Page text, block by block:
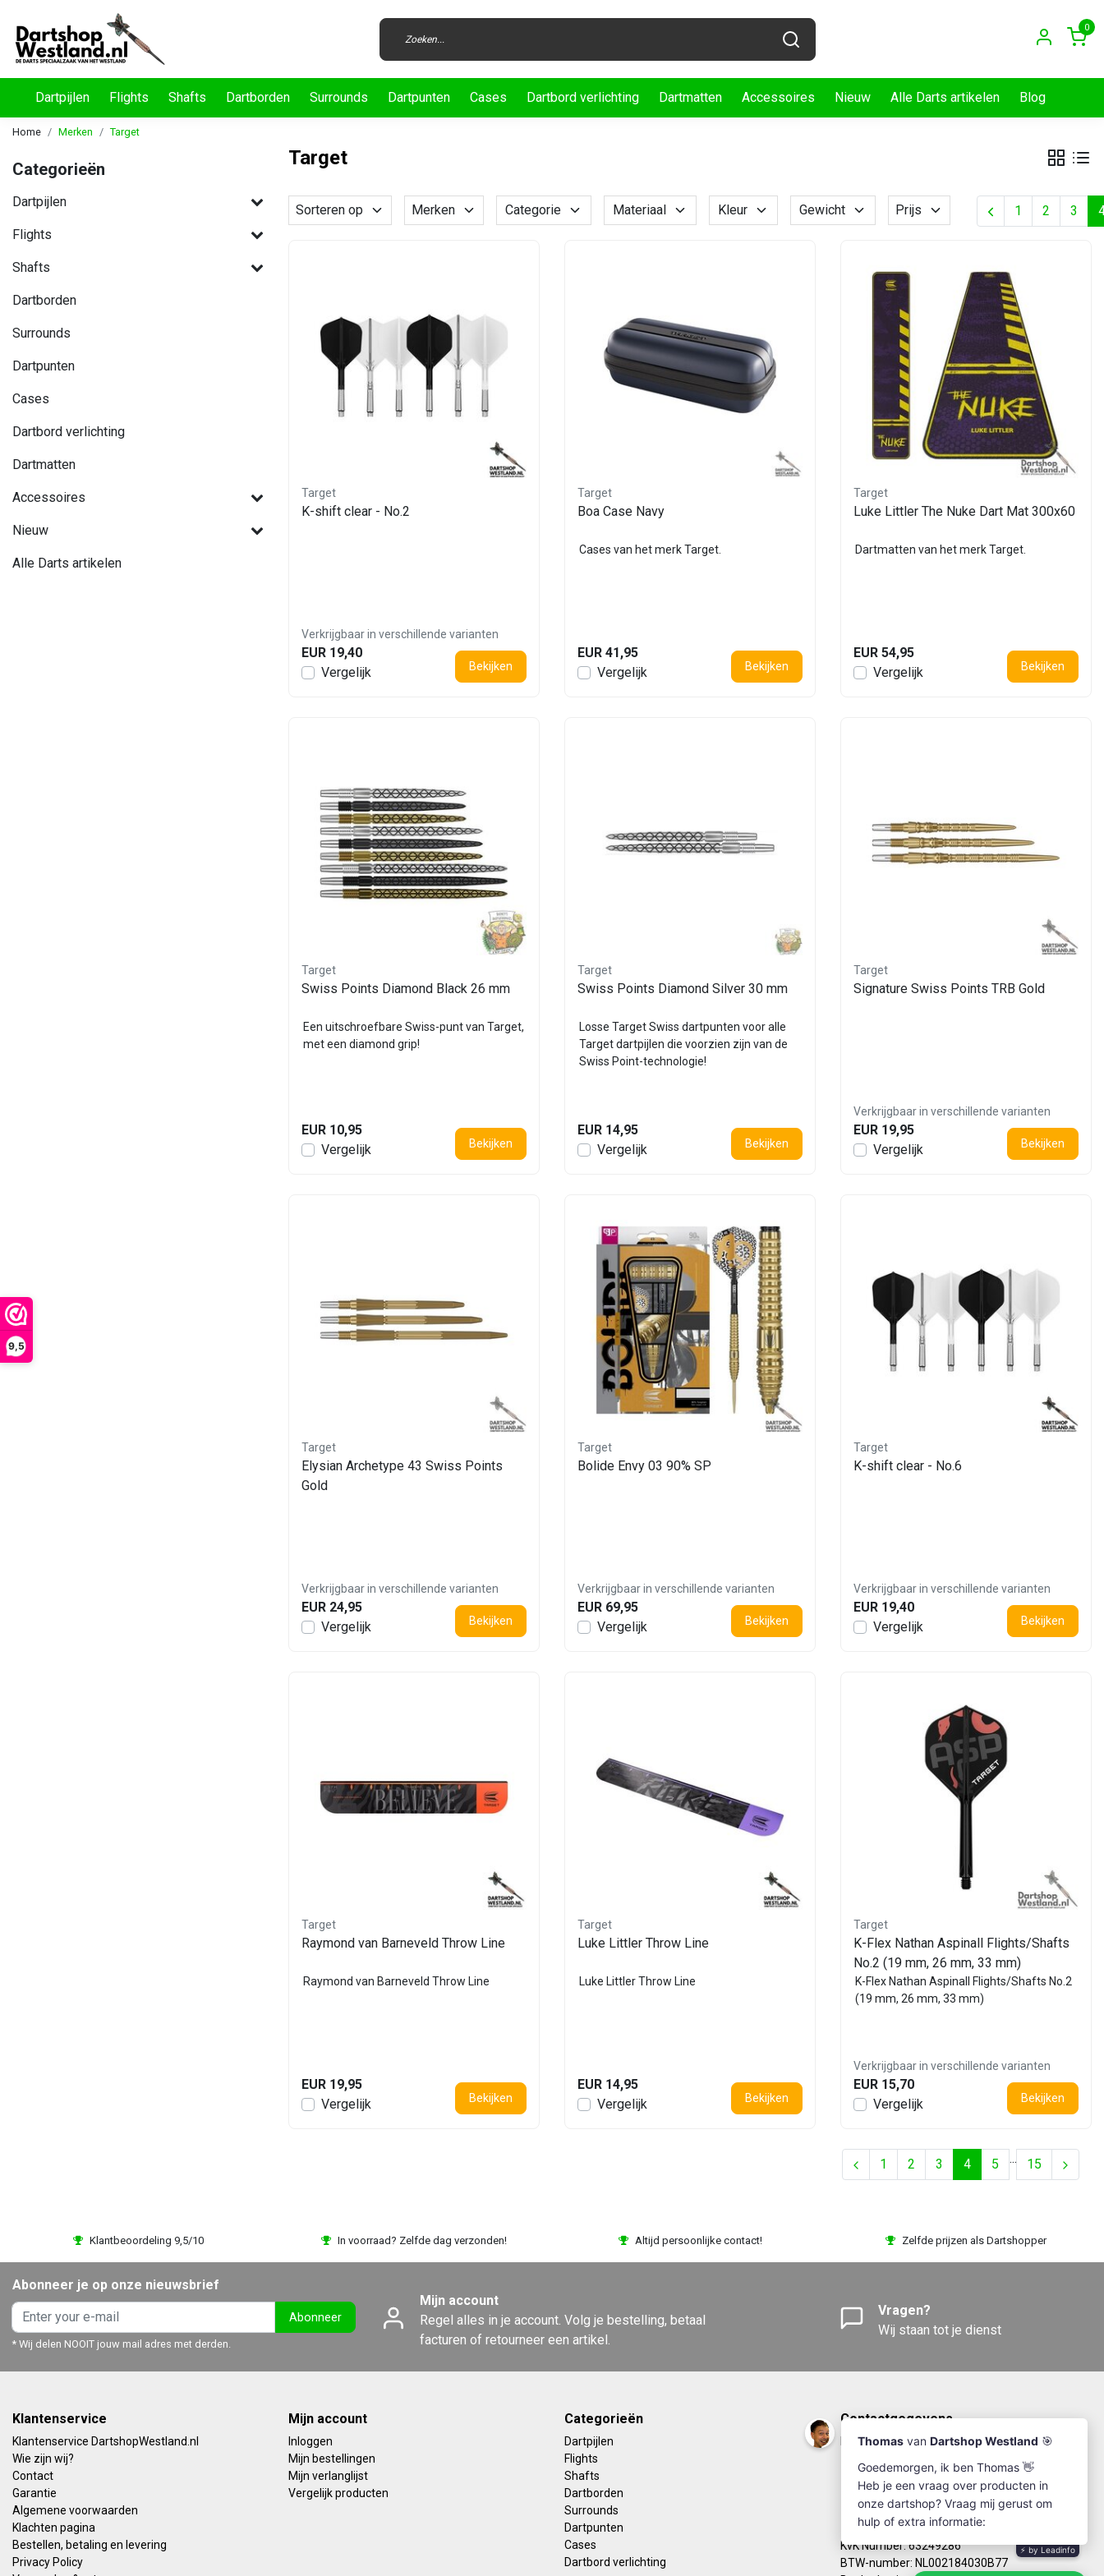
9,5
0
Dartpijlen Flights Shafts Dartborden Surrounds Dartpunten Cases Dartbord verlichting Dartmatten Accessoires Nieuw Alle Darts artikelen Blog
Home Merken Target
Categorieën
Dartpijlen
Flights
Shafts
Dartborden
Surrounds
Dartpunten
Cases
Dartbord verlichting
Dartmatten
Accessoires
Nieuw
Alle Darts artikelen
Target
Sorteren op Merken Categorie Materiaal Kleur Gewicht Prijs 1 2 3
Target
K-shift clear - No.2
Verkrijgbaar in verschillende varianten
EUR 19,40
Vergelijk
Bekijken
Target
Boa Case Navy
Cases van het merk Target.
EUR 41,95
Vergelijk
Bekijken
Target
Luke Littler The Nuke Dart Mat 300x60
Dartmatten van het merk Target.
EUR 54,95
Vergelijk
Bekijken
Target
Swiss Points Diamond Black 26 mm
Een uitschroefbare Swiss-punt van Target,
met een diamond grip!
EUR 10,95
Vergelijk
Bekijken
Target
Swiss Points Diamond Silver 30 mm
Losse Target Swiss dartpunten voor alle
Target dartpijlen die voorzien zijn van de
Swiss Point-technologie!
EUR 14,95
Vergelijk
Bekijken
Target
Signature Swiss Points TRB Gold
Verkrijgbaar in verschillende varianten
EUR 19,95
Vergelijk
Bekijken
Target
Elysian Archetype 43 Swiss Points
Gold
Verkrijgbaar in verschillende varianten
EUR 24,95
Vergelijk
Bekijken
Target
Bolide Envy 03 90% SP
Verkrijgbaar in verschillende varianten
EUR 69,95
Vergelijk
Bekijken
Target
K-shift clear - No.6
Verkrijgbaar in verschillende varianten
EUR 19,40
Vergelijk
Bekijken
Target
Raymond van Barneveld Throw Line
Raymond van Barneveld Throw Line
EUR 19,95
Vergelijk
Bekijken
Target
Luke Littler Throw Line
Luke Littler Throw Line
EUR 14,95
Vergelijk
Bekijken
Target
K-Flex Nathan Aspinall Flights/Shafts
No.2 (19 mm, 26 mm, 33 mm)
K-Flex Nathan Aspinall Flights/Shafts No.2
(19 mm, 26 mm, 33 mm)
Verkrijgbaar in verschillende varianten
EUR 15,70
Vergelijk
Bekijken
1 2 3 4 5 ... 15
Klantbeoordeling 9,5/10 In voorraad? Zelfde dag verzonden! Altijd persoonlijke contact! Zelfde prijzen als Dartshopper
Abonneer je op onze nieuwsbrief
Abonneer
* Wij delen NOOIT jouw mail adres met derden.
Mijn account
Regel alles in je account. Volg je bestelling, betaal
facturen of retourneer een artikel.
Vragen?
Wij staan tot je dienst
Klantenservice
Klantenservice DartshopWestland.nl
Wie zijn wij?
Contact
Garantie
Algemene voorwaarden
Klachten pagina
Bestellen, betaling en levering
Privacy Policy
Mijn account
Inloggen
Mijn bestellingen
Mijn verlanglijst
Vergelijk producten
Categorieën
Dartpijlen
Flights
Shafts
Dartborden
Surrounds
Dartpunten
Cases
Dartbord verlichting
Contactgegevens
DartshopWestland.nl
info@dartshopwestland.nl
Kleine Woerdlaan 19
2671 CA - Naaldwijk
KvK Number: 63249286
BTW-number: NL002184030B77